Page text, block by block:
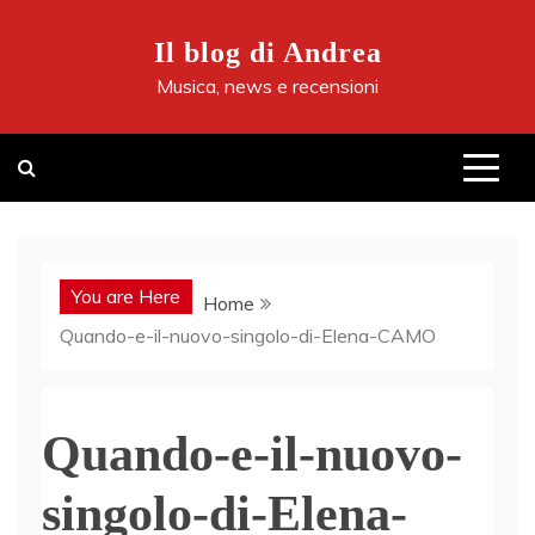
Il blog di Andrea
Musica, news e recensioni
You are Here
Home
Quando-e-il-nuovo-singolo-di-Elena-CAMO
Quando-e-il-nuovo-
singolo-di-Elena-